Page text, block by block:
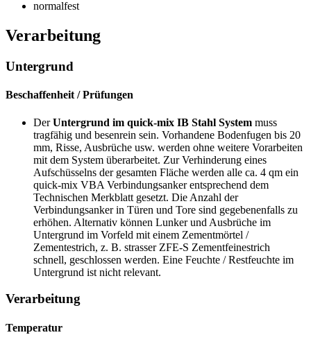
normalfest
Verarbeitung
Untergrund
Beschaffenheit / Prüfungen
DerUntergrund im quick-mix IB Stahl System muss
tragfähig und besenrein sein. Vorhandene Bodenfugen bis 20
mm, Risse, Ausbrüche usw. werden ohne weitere Vorarbeiten
mit dem System überarbeitet. Zur Verhinderung eines
Aufschüsselns der gesamten Fläche werden alle ca. 4 qm ein
quick-mix VBA Verbindungsanker entsprechend dem
Technischen Merkblatt gesetzt. Die Anzahl der
Verbindungsanker in Türen und Tore sind gegebenenfalls zu
erhöhen. Alternativ können Lunker und Ausbrüche im
Untergrund im Vorfeld mit einem Zementmörtel /
Zementestrich, z. B. strasser ZFE-S Zementfeinestrich
schnell, geschlossen werden. Eine Feuchte / Restfeuchte im
Untergrund ist nicht relevant.
Verarbeitung
Temperatur